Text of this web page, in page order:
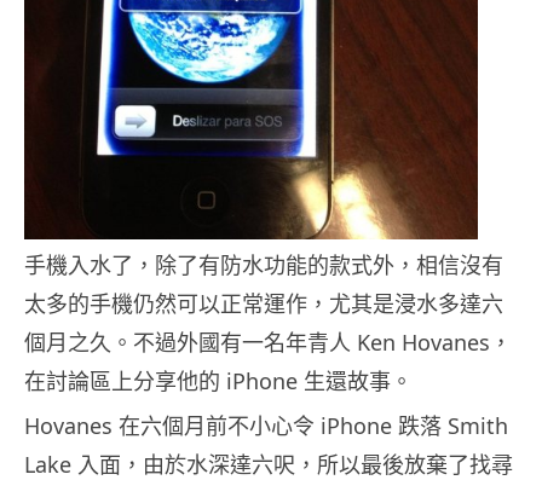
手機入水了，除了有防水功能的款式外，相信沒有
太多的手機仍然可以正常運作，尤其是浸水多達六
個月之久。不過外國有一名年青人 Ken Hovanes，
在討論區上分享他的 iPhone 生還故事。
Hovanes 在六個月前不小心令 iPhone 跌落 Smith
Lake 入面，由於水深達六呎，所以最後放棄了找尋